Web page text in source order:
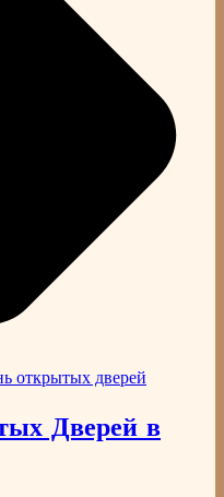
открытых дверей
Дверей в